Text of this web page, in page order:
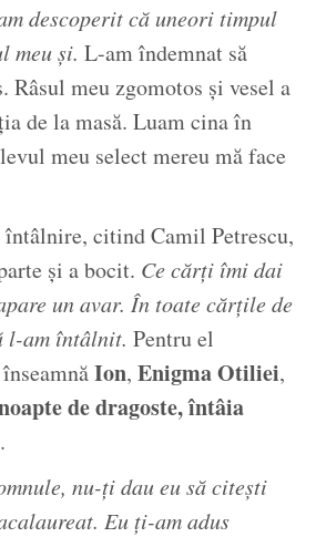
descoperit că uneori timpul
meu și. L-am îndemnat să
Râsul meu zgomotos și vesel a
de la masă. Luam cina în
meu select mereu mă face
citind Camil Petrescu,
și a bocit. Ce cărți îmi dai
un avar. În toate cărțile de
l-am întâlnit. Pentru el
Ion, Enigma Otiliei,
de dragoste, întâia
.
nu-ți dau eu să citești
Eu ți-am adus